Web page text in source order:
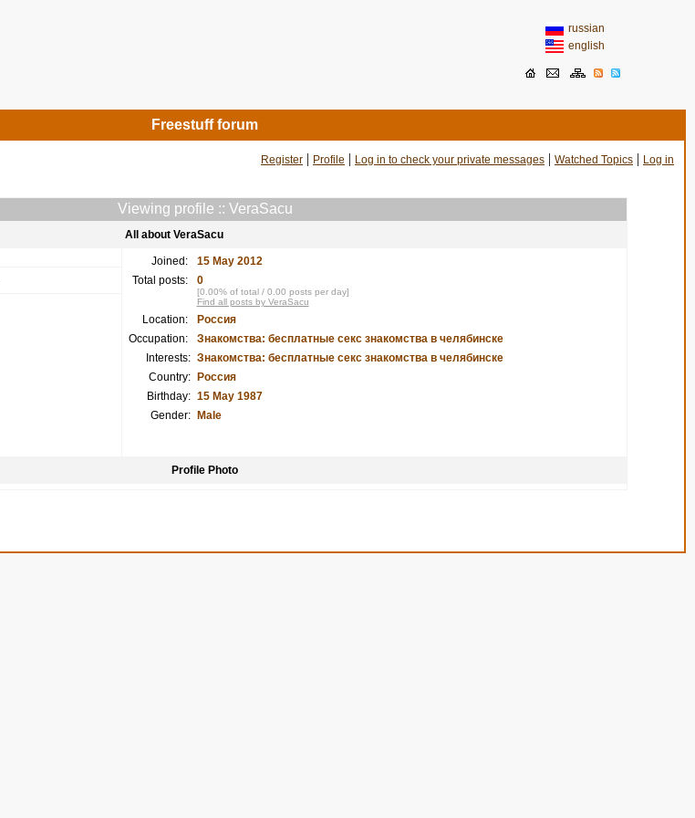
russian
english
Freestuff forum
Register | Profile | Log in to check your private messages | Watched Topics | Log in
Viewing profile :: VeraSacu
All about VeraSacu
Joined:
15 May 2012
Total posts:
0
[0.00% of total / 0.00 posts per day]
Find all posts by VeraSacu
Location:
Россия
Occupation:
Знакомства: бесплатные секс знакомства в челябинске
Interests: Знакомства: бесплатные секс знакомства в челябинске
Country:
Россия
Birthday: 15 May 1987
Gender:
Male
Profile Photo